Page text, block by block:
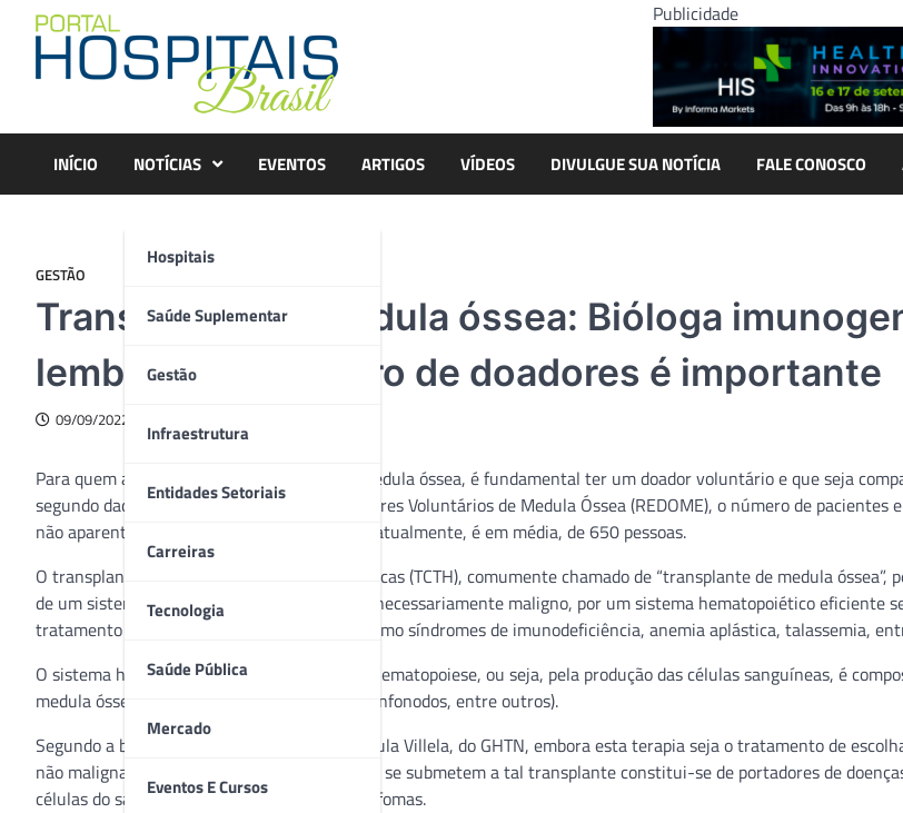
content
Publicidade
INÍCIO NOTÍCIAS
Hospitais
Saúde Suplementar
Gestão
Infraestrutura
Entidades Setoriais
Carreiras
Tecnologia
Saúde Pública
Mercado
Eventos E Cursos
EVENTOS ARTIGOS VÍDEOS DIVULGUE SUA NOTÍCIA FALE CONOSCO
GESTÃO
Transplante de medula óssea: Bióloga
lembra que cadastro de doadores é importante
09/09/2022
Para quem aguarda por um transplante de medula óssea, é fundamental ter um doador voluntário e que seja
segundo dados do Registro Nacional de Doadores Voluntários de Medula Óssea (REDOME), o número de pacientes
não aparentados, ou seja, doador voluntário, atualmente, é em média, de 650 pessoas.
O transplante de células-tronco hematopoiéticas (TCTH), comumente chamado de “transplante de medula óssea”,
de um sistema hematopoiético anormal, não necessariamente maligno, por um sistema hematopoiético eficiente
tratamento efetivo para doenças benignas, como síndromes de imunodeficiência, anemia aplástica, talassemia,
O sistema hematopoiético, responsável pela hematopoiese, ou seja, pela produção das células sanguíneas, é
medula óssea e órgãos linfoides (baço, timo, linfonodos, entre outros).
Segundo a bióloga imunogeneticista Anna Paula Villela, do GHTN, embora esta terapia seja o tratamento de
não malignas, grande parte dos pacientes que se submetem a tal transplante constitui-se de portadores de
células do sangue, como as leucemias e os linfomas.